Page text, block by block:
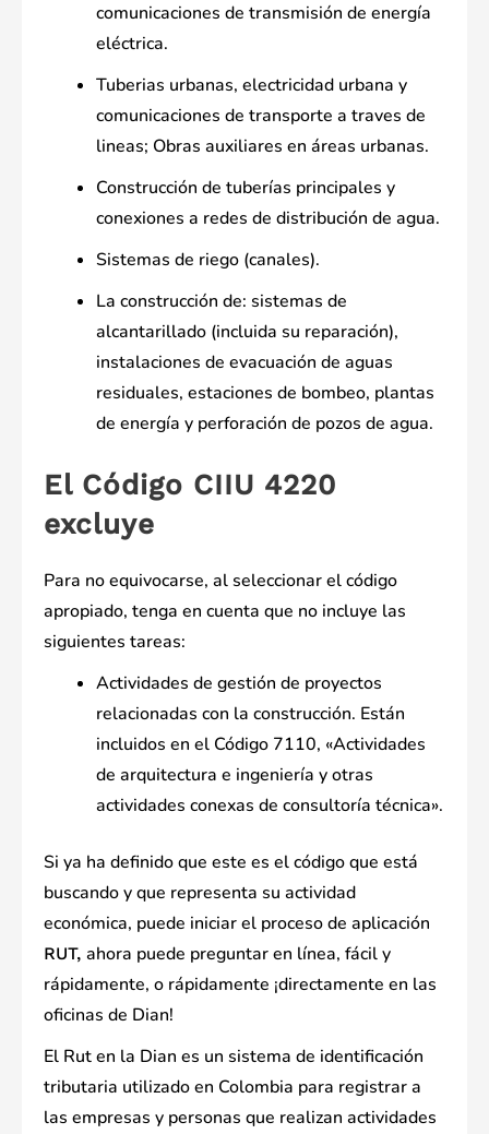
comunicaciones de transmisión de energía
eléctrica.
Tuberias urbanas, electricidad urbana y
comunicaciones de transporte a traves de
lineas; Obras auxiliares en áreas urbanas.
Construcción de tuberías principales y
conexiones a redes de distribución de agua.
Sistemas de riego (canales).
La construcción de: sistemas de
alcantarillado (incluida su reparación),
instalaciones de evacuación de aguas
residuales, estaciones de bombeo, plantas
de energía y perforación de pozos de agua.
El Código CIIU 4220
excluye
Para no equivocarse, al seleccionar el código
apropiado, tenga en cuenta que no incluye las
siguientes tareas:
Actividades de gestión de proyectos
relacionadas con la construcción. Están
incluidos en el Código 7110, «Actividades
de arquitectura e ingeniería y otras
actividades conexas de consultoría técnica».
Si ya ha definido que este es el código que está
buscando y que representa su actividad
económica, puede iniciar el proceso de aplicación
RUT, ahora puede preguntar en línea, fácil y
rápidamente, o rápidamente ¡directamente en las
oficinas de Dian!
El Rut en la Dian es un sistema de identificación
tributaria utilizado en Colombia para registrar a
las empresas y personas que realizan actividades